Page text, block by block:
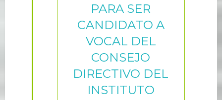
PARA SER
CANDIDATO A
VOCAL DEL
CONSEJO
DIRECTIVO DEL
INSTITUTO